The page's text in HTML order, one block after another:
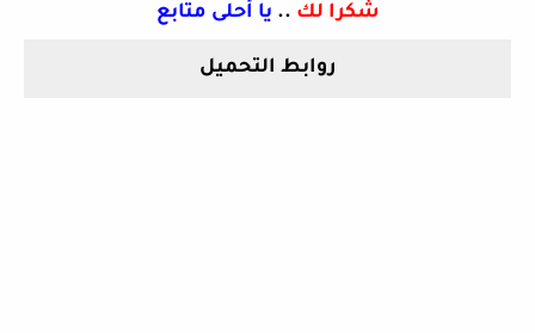
شكرا لك .. يا أحلى متابع
روابط التحميل